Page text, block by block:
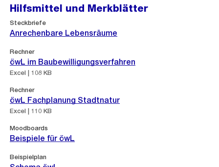
Hilfsmittel und Merkblätter
Steckbriefe
Anrechenbare Lebensräume
Rechner
öwL im Baubewilligungsverfahren
Excel | 108 KB
Rechner
öwL Fachplanung Stadtnatur
Excel | 110 KB
Moodboards
Beispiele für öwL
Beispielplan